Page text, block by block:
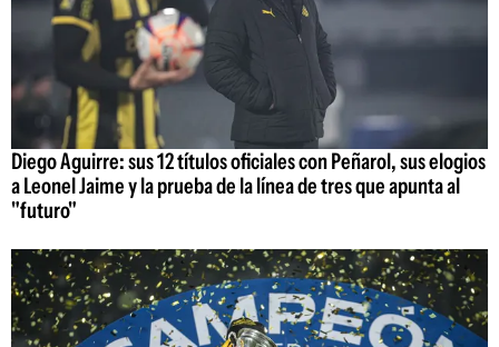
Diego Aguirre: sus 12 títulos oficiales con Peñarol, sus elogios
a Leonel Jaime y la prueba de la línea de tres que apunta al
"futuro"